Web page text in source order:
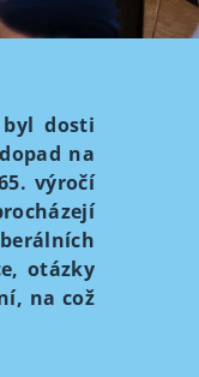
byl dosti
na
výročí
otázky
na což